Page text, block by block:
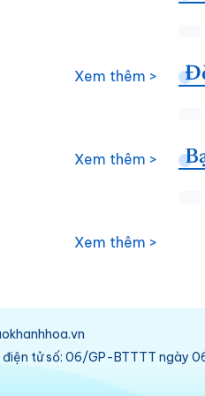
Xem thêm >
Xem thêm >
Xem thêm >
tử số: 06/GP-BTTTT ngày